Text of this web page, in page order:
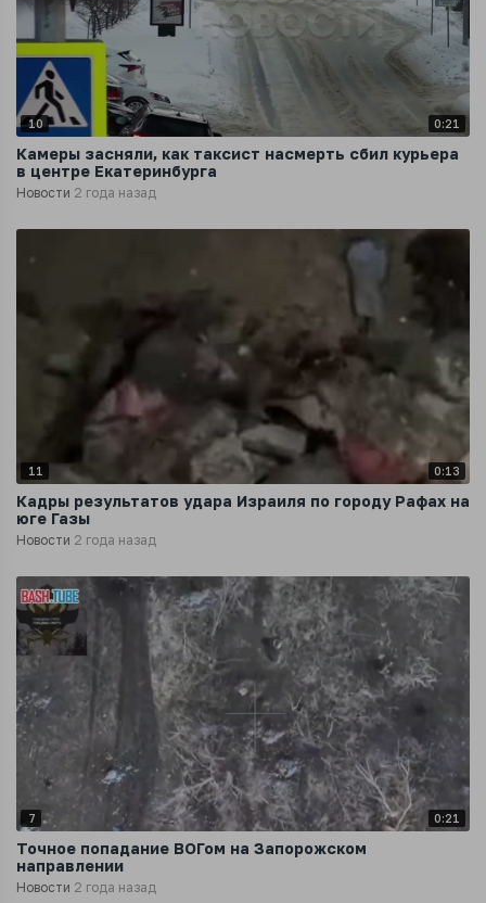
10 0:21
Камеры засняли, как таксист насмерть сбил курьера
в центре Екатеринбурга
Новости 2 года назад
11 0:13
Кадры результатов удара Израиля по городу Рафах на
юге Газы
Новости 2 года назад
7 0:21
Точное попадание ВОГом на Запорожском
направлении
Новости 2 года назад